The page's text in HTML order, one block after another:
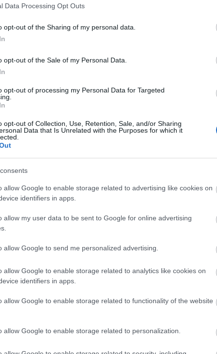
Data Processing Opt Outs
opt-out of the Sharing of my personal data.
opt-out of the Sale of my Personal Data.
opt-out of processing my Personal Data for Targeted
opt-out of Collection, Use, Retention, Sale, and/or Sharing
Data that Is Unrelated with the Purposes for which it
allow Google to enable storage related to advertising like cookies on
identifiers in apps.
allow my user data to be sent to Google for online advertising
allow Google to send me personalized advertising.
allow Google to enable storage related to analytics like cookies on
identifiers in apps.
allow Google to enable storage related to functionality of the website
allow Google to enable storage related to personalization.
PATCH ON MITOCHONDRIAL FUNCTION
PH.D.)
egyáltalán megjelent (valószínűleg nem). Egyik
szerzője
megdöbbentő tényekettudhatunk meg róla az
tevékenységre jogosító engedélyét, mire
Az indoklásban inkompetencia, hanyagság,
egy alternatív gyógyászati központot vezet
a mitokondriumok funkcióját vizsgálták egy
amely a leírás szerint úgy működik, hogy a
mérik az általa be- és kilégzett levegő
pulzusszámát. Ezen adatokból egy számítógépes
(mennyi ATP-t termelnek, és
A vizsgálat során 30 kísérleti személyt
vizsgálatra, egy-egy hét különbséggel: az első
megkapták a placebó tapaszokat, a második
megkapták az aktív tapaszokat, a
tapaszos mérést. Öt paramétert számítottak ki a
zsírokból származó részét, a maximális ATP-
a maximális végzett fizikai munkát. Az
paramétert szignifikáns módon növelte a
származó nyugalmi ATP-termelést.
az alapvető kísérlettervezési hibát, amit az előző
kontrollcsoportra a résztvevőket, hanem
tapaszt is, ebben a sorrendben. Egyáltalán
a teljesítményük, hiszen
200 dollárt kaptak a részvételért, nagyon
jobban teljesíteni a második és harmadik